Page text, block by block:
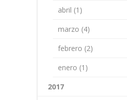
abril (1)
marzo (4)
febrero (2)
enero (1)
2017